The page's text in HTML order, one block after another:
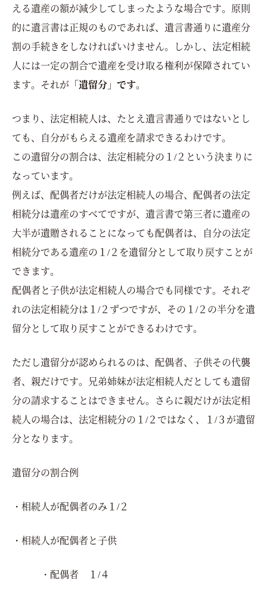
える遺産の額が減少してしまったような場合です。原則
的に遺言書は正規のものであれば、遺言書通りに遺産分
割の手続きをしなければいけません。しかし、法定相続
人には一定の割合で遺産を受け取る権利が保障されてい
ます。それが 「遺留分」です。
つまり、法定相続人は、たとえ遺言書通りではないとし
ても、自分がもらえる遺産を請求できるわけです。
この遺留分の割合は、法定相続分の１/２という決まりに
なっています。
例えば、配偶者だけが法定相続人の場合、配偶者の法定
相続分は遺産のすべてですが、遺言書で第三者に遺産の
大半が遺贈されることになっても配偶者は、自分の法定
相続分である遺産の１/２を遺留分として取り戻すことが
できます。
配偶者と子供が法定相続人の場合でも同様です。それぞ
れの法定相続分は１/２ずつですが、その１/２の半分を遺
留分として取り戻すことができるわけです。
ただし遺留分が認められるのは、配偶者、子供その代襲
者、親だけです。兄弟姉妹が法定相続人だとしても遺留
分の請求することはできません。さらに親だけが法定相
続人の場合は、法定相続分の１/２ではなく、１/３が遺留
分となります。
遺留分の割合例
・相続人が配偶者のみ１/２
・相続人が配偶者と子供
・配偶者 １/４